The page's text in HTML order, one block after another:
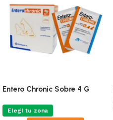
Entero Chronic Sobre 4 G
Elegí tu zona